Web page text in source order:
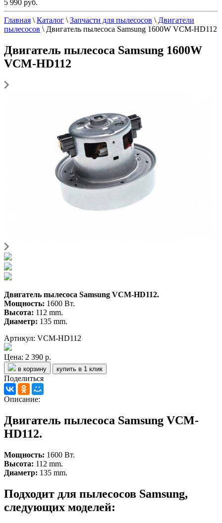
5 990 руб.
Главная \ Каталог \ Запчасти для пылесосов \ Двигатели
пылесосов \ Двигатель пылесоса Samsung 1600W VCM-HD112
Двигатель пылесоса Samsung 1600W
VCM-HD112
Двигатель пылесоса Samsung VCM-HD112.
Мощность: 1600 Вт.
Высота: 112 mm.
Диаметр: 135 mm.
Артикул: VCM-HD112
Цена: 2 390 р.
в корзину купить в 1 клик
Поделиться
Описание:
Двигатель пылесоса Samsung VCM-
HD112.
Мощность: 1600 Вт.
Высота: 112 mm.
Диаметр: 135 mm.
Подходит для пылесосов Samsung,
следующих моделей: